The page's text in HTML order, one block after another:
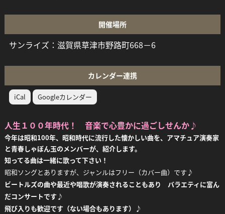
開催場所
サンライズ：滋賀県草津市野路町668－6
カレンダー連携
iCal Googleカレンダー
人生１００年時代！ 音楽で心豊かに過ごしせんか♪
今年は昭和100年、昭和時代に流行した懐かしい曲を、アマチュア演奏家
と青春しゃぼん玉のメンバーが、紹介します。
知ってる曲は一緒に歌って下さい！
昭和ソングとありますが、ジャンルはフリー（カバー曲）です♪
ビートルズの曲や最近や唱歌が演奏されることもあり バラエティに富ん
だコンサートです♪
飛び入りも歓迎です（ない場合もあります）♪